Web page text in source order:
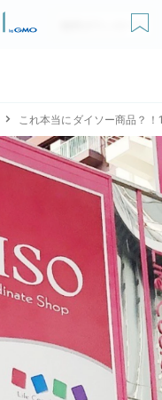
無料ダウンロード
これ本当にダイソー商品？